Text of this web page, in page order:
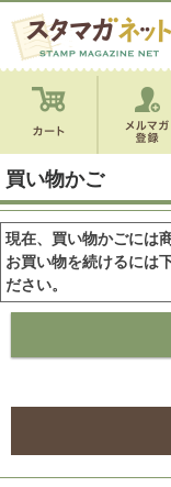
買い物かご
現在、買い物かごには
お買い物を続けるには
ださい。